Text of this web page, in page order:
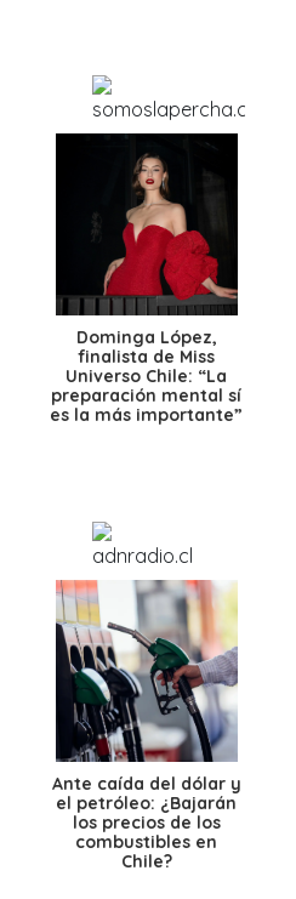
Dominga López,
finalista de Miss
Universo Chile: “La
preparación mental sí
es la más importante”
Ante caída del dólar y
el petróleo: ¿Bajarán
los precios de los
combustibles en
Chile?